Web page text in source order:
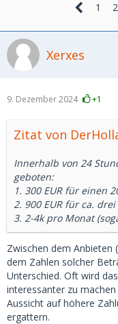
1 2
Xerxes
9. Dezember 2024 +1
Zitat von
Innerhalb von 24
geboten:
1. 300 EUR für einen
2. 900 EUR für ca.
3. 2-4k pro Monat
Zwischen dem Anbieten
dem Zahlen solcher
Unterschied. Oft wird
interessanter zu
Aussicht auf höhere
ergattern.